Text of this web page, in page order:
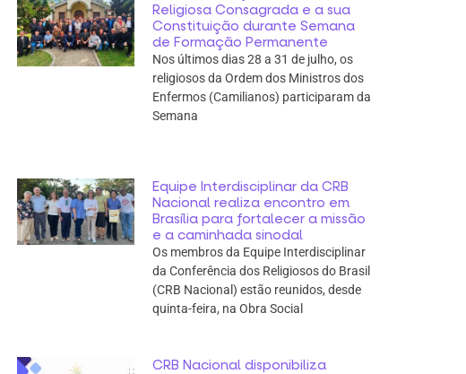
Religiosa Consagrada e a sua
Constituição durante Semana
de Formação Permanente
Nos últimos dias 28 a 31 de julho, os
religiosos da Ordem dos Ministros dos
Enfermos (Camilianos) participaram da
Semana
Equipe Interdisciplinar da CRB
Nacional realiza encontro em
Brasília para fortalecer a missão
e a caminhada sinodal
Os membros da Equipe Interdisciplinar
da Conferência dos Religiosos do Brasil
(CRB Nacional) estão reunidos, desde
quinta-feira, na Obra Social
CRB Nacional disponibiliza